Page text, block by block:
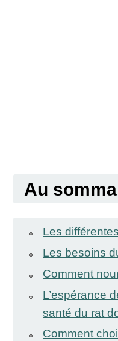
Au
Les
Les besoins
Comment
L’espérance
santé du rat
Comment